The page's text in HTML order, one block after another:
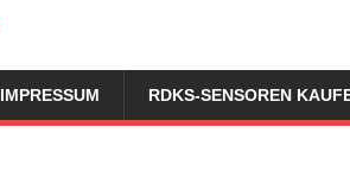
IMPRESSUM RDKS-SENSOREN